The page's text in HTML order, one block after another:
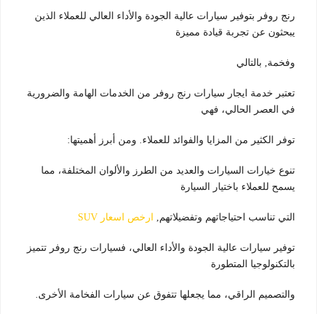
رنج روفر بتوفير سيارات عالية الجودة والأداء العالي للعملاء الذين
يبحثون عن تجربة قيادة مميزة
وفخمة, بالتالي
تعتبر خدمة ايجار سيارات رنج روفر من الخدمات الهامة والضرورية
في العصر الحالي، فهي
توفر الكثير من المزايا والفوائد للعملاء. ومن أبرز أهميتها:
تنوع خيارات السيارات والعديد من الطرز والألوان المختلفة، مما
يسمح للعملاء باختيار السيارة
التي تناسب احتياجاتهم وتفضيلاتهم, ارخص اسعار SUV
توفير سيارات عالية الجودة والأداء العالي، فسيارات رنج روفر تتميز
بالتكنولوجيا المتطورة
والتصميم الراقي، مما يجعلها تتفوق عن سيارات الفخامة الأخرى.